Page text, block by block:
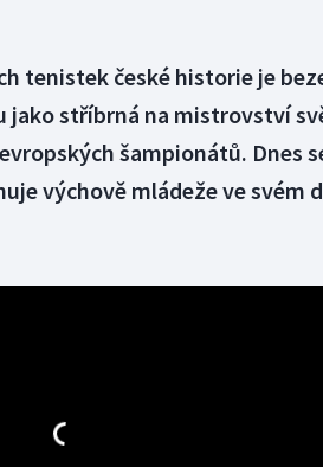
tenistek české historie je
jako stříbrná na mistrovství
šampionátů. Dnes
výchově mládeže ve svém